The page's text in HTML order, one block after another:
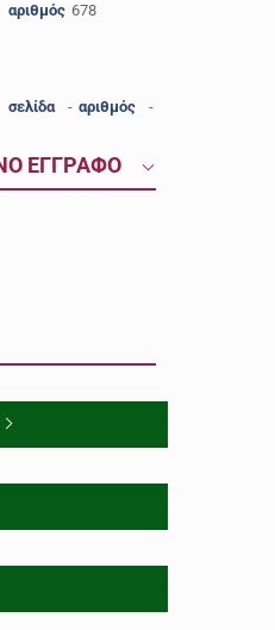
αριθμός 678
σελίδα - αριθμός -
ΕΓΓΡΑΦΟ